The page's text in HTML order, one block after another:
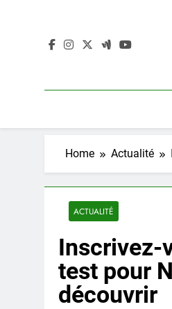
Home Actualité
ACTUALITÉ
Inscrivez-
test pour
découvrir